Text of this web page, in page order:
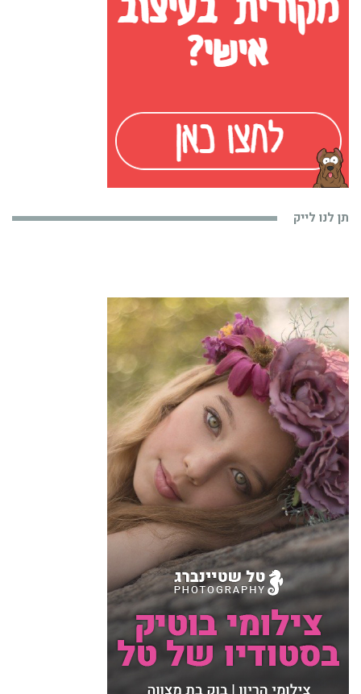
תן לנו לייק